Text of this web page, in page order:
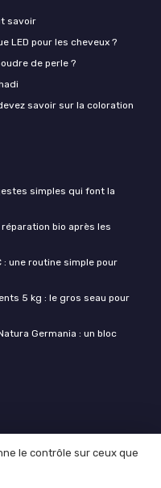
savoir
LED pour les cheveux ?
de perle ?
savoir sur la coloration
simples qui font la
bio après les
: une routine simple pour
5 kg : le gros seau pour
Germania : un bloc
le contrôle sur ceux que